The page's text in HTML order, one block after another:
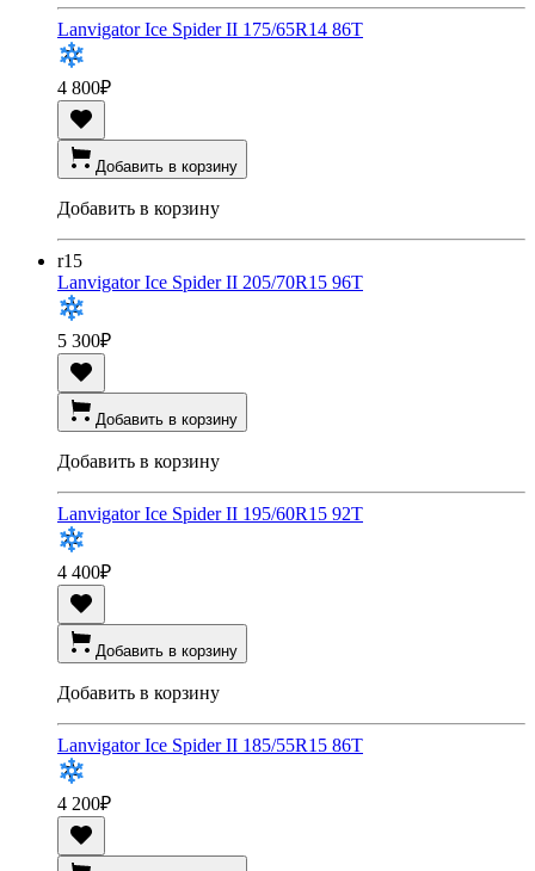
Lanvigator Ice Spider II 175/65R14 86T
4 800₽
Добавить в корзину
Добавить в корзину
r15
Lanvigator Ice Spider II 205/70R15 96T
5 300₽
Добавить в корзину
Добавить в корзину
Lanvigator Ice Spider II 195/60R15 92T
4 400₽
Добавить в корзину
Добавить в корзину
Lanvigator Ice Spider II 185/55R15 86T
4 200₽